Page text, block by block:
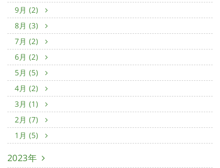
9月 (2)
8月 (3)
7月 (2)
6月 (2)
5月 (5)
4月 (2)
3月 (1)
2月 (7)
1月 (5)
2023年